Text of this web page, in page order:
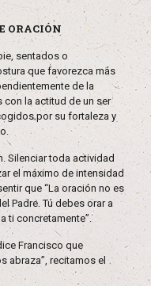
ORACIÓN
sentados o
que favorezca más
de la
la actitud de un ser
por su fortaleza y
Silenciar toda actividad
el máximo de intensidad
que “La oración no es
Padre. Tú debes orar a
ti concretamente”.
Francisco que
abraza”, recitamos el